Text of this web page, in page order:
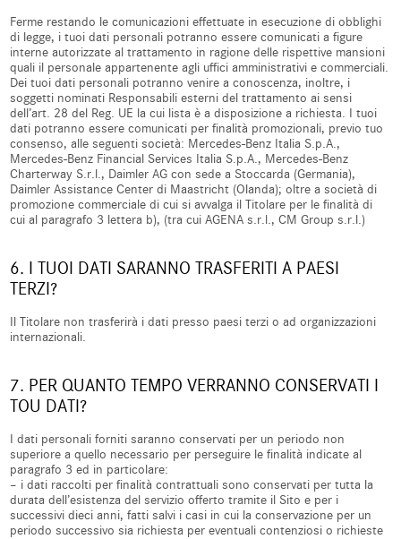
Ferme restando le comunicazioni effettuate in esecuzione di obblighi
di legge, i tuoi dati personali potranno essere comunicati a figure
interne autorizzate al trattamento in ragione delle rispettive mansioni
quali il personale appartenente agli uffici amministrativi e commerciali.
Dei tuoi dati personali potranno venire a conoscenza, inoltre, i
soggetti nominati Responsabili esterni del trattamento ai sensi
dell’art. 28 del Reg. UE la cui lista è a disposizione a richiesta. I tuoi
dati potranno essere comunicati per finalità promozionali, previo tuo
consenso, alle seguenti società: Mercedes-Benz Italia S.p.A.,
Mercedes-Benz Financial Services Italia S.p.A., Mercedes-Benz
Charterway S.r.l., Daimler AG con sede a Stoccarda (Germania),
Daimler Assistance Center di Maastricht (Olanda); oltre a società di
promozione commerciale di cui si avvalga il Titolare per le finalità di
cui al paragrafo 3 lettera b), (tra cui AGENA s.r.l., CM Group s.r.l.)
6. I TUOI DATI SARANNO TRASFERITI A PAESI
TERZI?
Il Titolare non trasferirà i dati presso paesi terzi o ad organizzazioni
internazionali.
7. PER QUANTO TEMPO VERRANNO CONSERVATI I
TOU DATI?
I dati personali forniti saranno conservati per un periodo non
superiore a quello necessario per perseguire le finalità indicate al
paragrafo 3 ed in particolare:
– i dati raccolti per finalità contrattuali sono conservati per tutta la
durata dell’esistenza del servizio offerto tramite il Sito e per i
successivi dieci anni, fatti salvi i casi in cui la conservazione per un
periodo successivo sia richiesta per eventuali contenziosi o richieste